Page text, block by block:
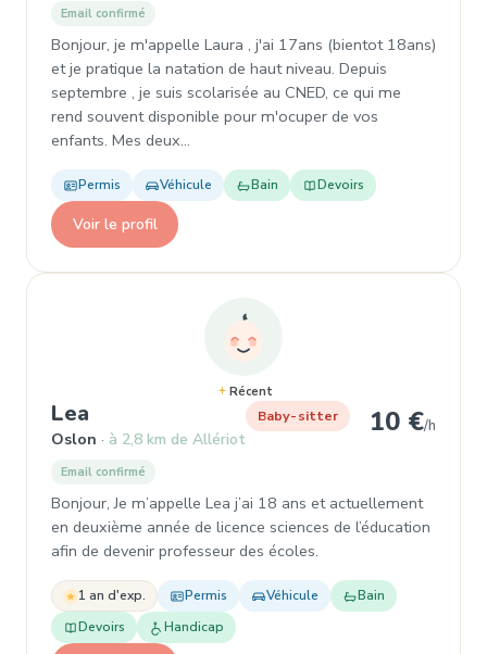
Email confirmé
Bonjour, je m'appelle Laura , j'ai 17ans (bientot 18ans)
et je pratique la natation de haut niveau. Depuis
septembre , je suis scolarisée au CNED, ce qui me
rend souvent disponible pour m'ocuper de vos
enfants. Mes deux…
Permis Véhicule Bain Devoirs
Voir le profil
Récent
Lea , Baby-sitter à Oslon
Oslon à 2,8 km de Allériot
Baby-sitter 10 €/h
Email confirmé
Bonjour, Je m’appelle Lea j’ai 18 ans et actuellement
en deuxième année de licence sciences de l’éducation
afin de devenir professeur des écoles.
1 an d'exp. Permis Véhicule
Bain
Devoirs
Handicap